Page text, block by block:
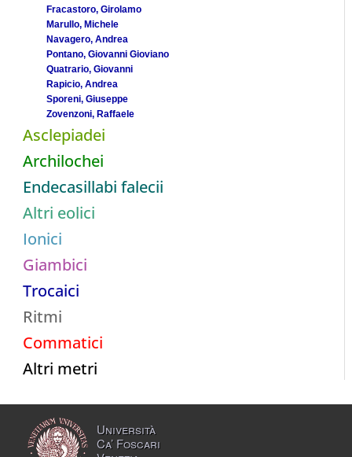
Fracastoro, Girolamo
Marullo, Michele
Navagero, Andrea
Pontano, Giovanni Gioviano
Quatrario, Giovanni
Rapicio, Andrea
Sporeni, Giuseppe
Zovenzoni, Raffaele
Asclepiadei
Archilochei
Endecasillabi falecii
Altri eolici
Ionici
Giambici
Trocaici
Ritmi
Commatici
Altri metri
Università
Ca’ Foscari